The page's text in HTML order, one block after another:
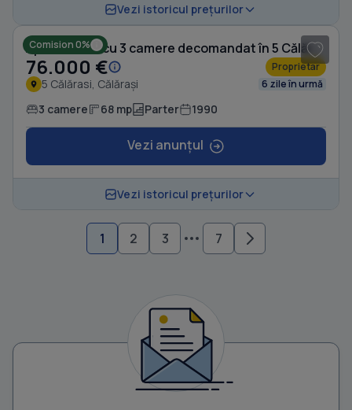
Vezi istoricul prețurilor
Comision 0% Apartament cu 3 camere decomandat în 5 Călărasi
76.000 € Proprietar
5 Călărasi, Călărași 6 zile în urmă
3 camere 68 mp Parter 1990
Vezi anunțul
Vezi istoricul prețurilor
1 2 3 7